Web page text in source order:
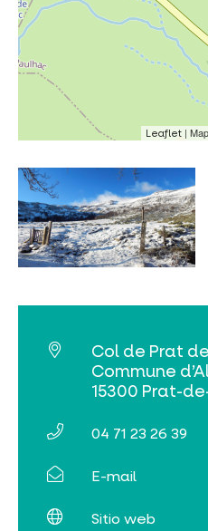
Venta de
Leaflet |
Col de Prat
Commune
15300 Prat-
04 71 23 26 39
E-mail
Sitio web